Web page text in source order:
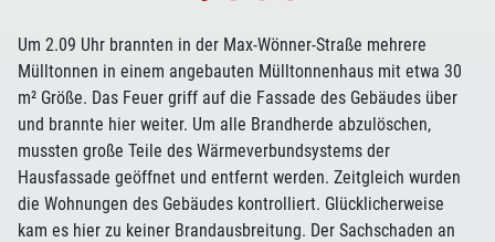
Um 2.09 Uhr brannten in der Max-Wönner-Straße mehrere
Mülltonnen in einem angebauten Mülltonnenhaus mit etwa 30
m² Größe. Das Feuer griff auf die Fassade des Gebäudes über
und brannte hier weiter. Um alle Brandherde abzulöschen,
mussten große Teile des Wärmeverbundsystems der
Hausfassade geöffnet und entfernt werden. Zeitgleich wurden
die Wohnungen des Gebäudes kontrolliert. Glücklicherweise
kam es hier zu keiner Brandausbreitung. Der Sachschaden an